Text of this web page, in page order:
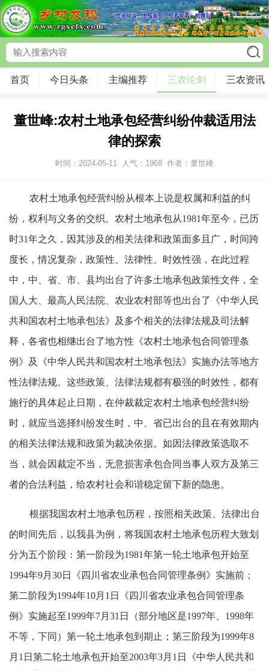
首页 今日头条 主编推荐 三农论剑 三农资讯
董世峰:农村土地承包经营纠纷仲裁适用法
律的探索
时间：2024-05-11 人气： 1968 作者：董世峰
农村土地承包经营纠纷从根本上说是权属和利益的纠
纷，权利与义务的交织。农村土地承包从1981年至今，已历
时31年之久，因其涉及的相关法律和政策面多且广，时间跨
度长，情况复杂，政策性、法律性、时效性强，在此过程
中，中、省、市、县均出台了许多土地承包政策性文件，全
国人大、最高人民法院、农业农村部等也出台了《中华人民
共和国农村土地承包法》及多个相关的法律法规及司法解
释，各省也相继出台了地方性《农村土地承包合同管理条
例》及《中华人民共和国农村土地承包法》实施办法等地方
性法律法规。这些政策、法律法规都有极强的时效性，都有
施行的具体起止日期，在仲裁裁定农村土地承包经营纠纷
时，就应当选择纠纷发生时，中、省已出台的且在有效期内
的相关法律法规和政策为裁决依据。如因法律政策选取不
当，就会因裁定不当，无意损害承包合同当事人双方及第三
者的合法利益，给农村社会和谐稳定留下新的隐患。
根据我国农村土地承包历程，按照相关政策、法律出台
的时间先后，以我县为例，将我国农村土地承包历程大致划
分为五个阶段：第一阶段为1981年第一轮土地承包开始至
1994年9月30日《四川省农业承包合同管理条例》实施前；
第二阶段为1994年10月1日《四川省农业承包合同管理条
例》实施起至1999年7月31日（部分地区是1997年、1998年
不等，下同）第一轮土地承包到期止；第三阶段为1999年8
月1日第二轮土地承包开始至2003年3月1日《中华人民共和